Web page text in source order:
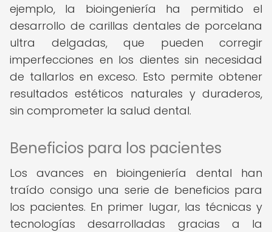
ejemplo, la bioingeniería ha permitido el
desarrollo de carillas dentales de porcelana
ultra delgadas, que pueden corregir
imperfecciones en los dientes sin necesidad
de tallarlos en exceso. Esto permite obtener
resultados estéticos naturales y duraderos,
sin comprometer la salud dental.
Beneficios para los pacientes
Los avances en bioingeniería dental han
traído consigo una serie de beneficios para
los pacientes. En primer lugar, las técnicas y
tecnologías desarrolladas gracias a la